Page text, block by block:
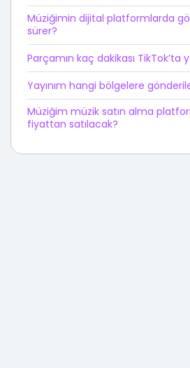
Müziğimin dijital platformlarda
sürer?
Parçamın kaç dakikası TikTok’ta
Yayınım hangi bölgelere
Müziğim müzik satın alma
fiyattan satılacak?